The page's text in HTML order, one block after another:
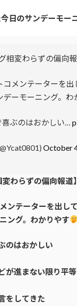
今日のサンデーモ
相変わらずの偏向報
メンテーターを
ーモーニング。わ
ぶのはおかしい…
October
わらずの偏向報道】
ンテーターを出し
ング。わかりやす
のはおかしい
が進まない限り平
をしてきた